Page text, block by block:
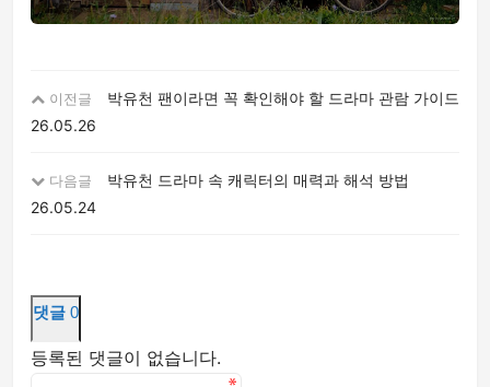
이전글
박유천 팬이라면 꼭 확인해야 할 드라마 관람 가이드
26.05.26
다음글
박유천 드라마 속 캐릭터의 매력과 해석 방법
26.05.24
댓글 0
등록된 댓글이 없습니다.